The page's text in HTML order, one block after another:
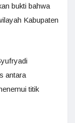
bukti bahwa
Kabupaten
antara
titik